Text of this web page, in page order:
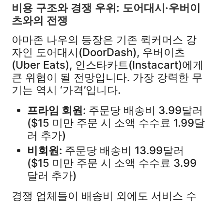
비용 구조와 경쟁 우위: 도어대시·우버이
츠와의 전쟁
아마존 나우의 등장은 기존 퀵커머스 강
자인 도어대시(DoorDash), 우버이츠
(Uber Eats), 인스타카트(Instacart)에게
큰 위협이 될 전망입니다. 가장 강력한 무
기는 역시 ‘가격’입니다.
프라임 회원: 주문당 배송비 3.99달러
($15 미만 주문 시 소액 수수료 1.99달
러 추가)
비회원: 주문당 배송비 13.99달러
($15 미만 주문 시 소액 수수료 3.99
달러 추가)
경쟁 업체들이 배송비 외에도 서비스 수